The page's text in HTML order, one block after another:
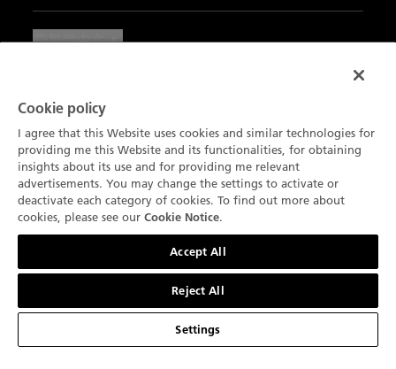
聯絡我們
我們的手工藝品
我們的夥伴
Blancpain Ocean Commitment
Lettres du Brassus
Villeret系列腕錶
Ladybird系列
產品搜尋
聯絡我們
訂閱通訊
產品目錄
招聘
寶珀鑒賞家俱樂部
環境數據
網站地圖
繁體中文
使用條款
私隱條款通知
Cookie 聲明
Cookie 設定
Cookie policy
I agree that this Website uses cookies and similar technologies for
providing me this Website and its functionalities, for obtaining
insights about its use and for providing me relevant
advertisements. You may change the settings to activate or
deactivate each category of cookies. To find out more about
cookies, please see our Cookie Notice.
Accept All
Reject All
Settings